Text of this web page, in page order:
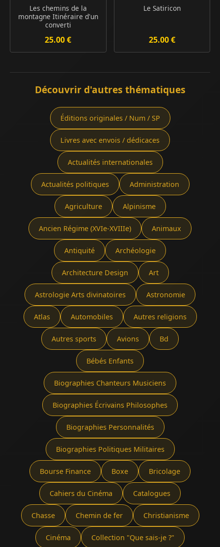
Les chemins de la
montagne Itinéraire d'un
converti
25.00 €
Le Satiricon
25.00 €
Découvrir d'autres thématiques
Éditions originales / Num / SP
Livres avec envois / dédicaces
Actualités internationales
Actualités politiques Administration
Agriculture Alpinisme
Ancien Régime (XVIe-XVIIIe) Animaux
Antiquité Archéologie
Architecture Design Art
Astrologie Arts divinatoires Astronomie
Atlas Automobiles Autres religions
Autres sports Avions Bd
Bébés Enfants
Biographies Chanteurs Musiciens
Biographies Écrivains Philosophes
Biographies Personnalités
Biographies Politiques Militaires
Bourse Finance Boxe Bricolage
Cahiers du Cinéma Catalogues
Chasse Chemin de fer Christianisme
Cinéma Collection "Que sais-je ?"